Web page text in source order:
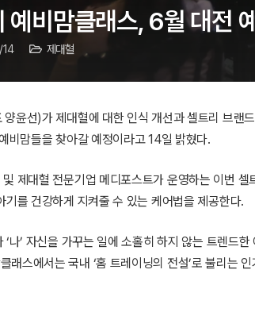
예비맘클래스, 6월 대전
제대혈
윤선)가 제대혈에 대한 인식 개선과 셀트리 브랜
비맘들을 찾아갈 예정이라고 14일 밝혔다.
제대혈 전문기업 메디포스트가 운영하는 이번
기를 건강하게 지켜줄 수 있는 케어법을 제공한다.
‘나’ 자신을 가꾸는 일에 소홀히 하지 않는 트렌드
래스에서는 국내 ‘홈 트레이닝의 전설’로 불리는